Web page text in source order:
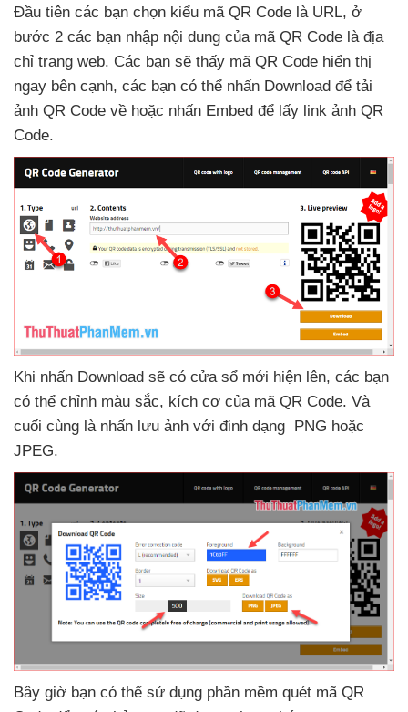
Đầu tiên các bạn chọn kiểu mã QR Code là URL, ở
bước 2 các bạn nhập nội dung của mã QR Code là địa
chỉ trang web. Các bạn sẽ thấy mã QR Code hiển thị
ngay bên cạnh, các bạn có thể nhấn Download để tải
ảnh QR Code về hoặc nhấn Embed để lấy link ảnh QR
Code.
Khi nhấn Download sẽ có cửa sổ mới hiện lên, các bạn
có thể chỉnh màu sắc, kích cơ của mã QR Code. Và
cuối cùng là nhấn lưu ảnh với đinh dạng PNG hoặc
JPEG.
Bây giờ bạn có thể sử dụng phần mềm quét mã QR